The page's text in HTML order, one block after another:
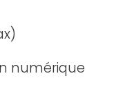
numérique